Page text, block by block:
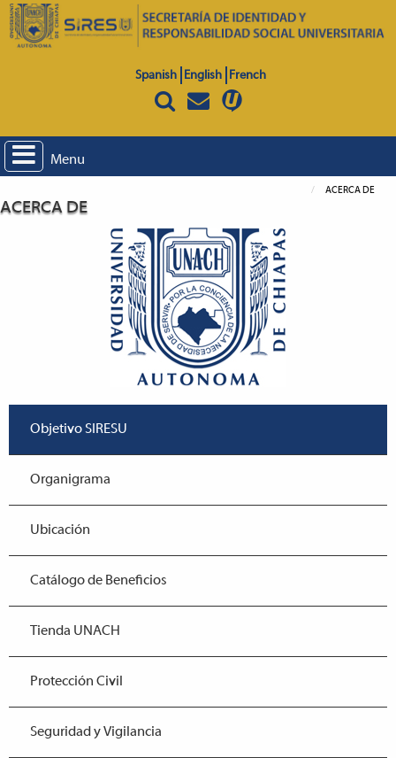
Spanish English French
Menu
ACERCA DE
ACERCA DE
Objetivo SIRESU
Organigrama
Ubicación
Catálogo de Beneficios
Tienda UNACH
Protección Civil
Seguridad y Vigilancia